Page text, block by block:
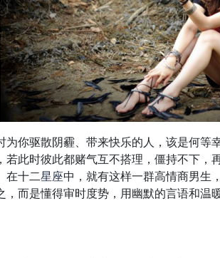
为你驱散阴霾、带来快乐的人，该是何等
若此时彼此都赌气互不搭理，僵持不下，
在十二星座中，就有这样一群高情商男生
，而是懂得审时度势，用幽默的言语和